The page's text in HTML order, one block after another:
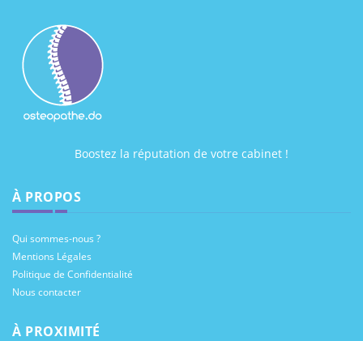
Boostez la réputation de votre cabinet !
À PROPOS
Qui sommes-nous ?
Mentions Légales
Politique de Confidentialité
Nous contacter
À PROXIMITÉ